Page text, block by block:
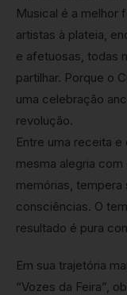
Musical é a melhor
artistas à plateia,
e afetuosas, todas
partilhar. Porque o
uma celebração
revolução.
Entre uma receita
mesma alegria
memórias,
consciências. O
resultado é pura
Em sua trajetória
“Vozes da Feira”,